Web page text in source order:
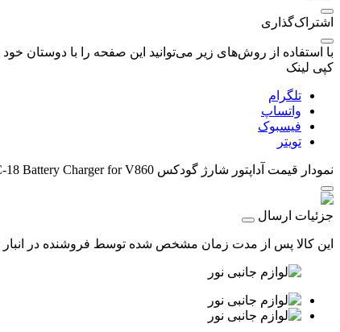
اشتراک‌گذاری
با استفاده از روش‌های زیر می‌توانید این صفحه را با دوستان خود
کپی لینک
تلگرام
واتساپ
فیسبوک
تویتر
نمودار قیمت آداپتور شارژ گودکس Godox VC-18 Battery Charger for V860
جزئیات ارسال
این کالا پس از مدت زمان مشخص شده توسط فروشنده در انبار